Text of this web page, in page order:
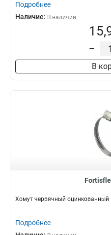
Подробнее
Наличие: В наличии
–
В
Хомут червячный оцинкованный
Подробнее